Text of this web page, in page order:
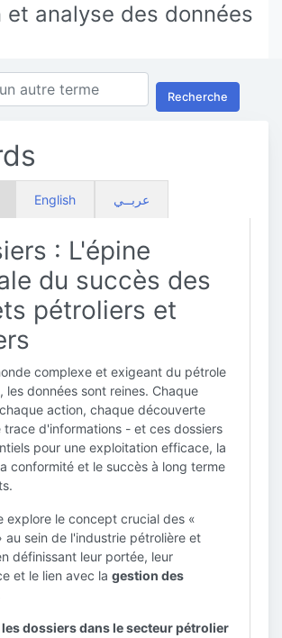
et analyse des données
Recherche
English عربــي
: L'épine
du succès des
pétroliers et
complexe et exigeant du pétrole
les données sont reines. Chaque
action, chaque découverte
trace d'informations - et ces dossiers
pour une exploitation efficace, la
conformité et le succès à long terme
explore le concept crucial des «
au sein de l'industrie pétrolière et
définissant leur portée, leur
et le lien avec la gestion des
dossiers dans le secteur pétrolier